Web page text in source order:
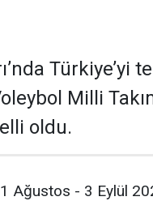
Türkiye’yi
Milli
oldu.
Ağustos - 3 Eylül